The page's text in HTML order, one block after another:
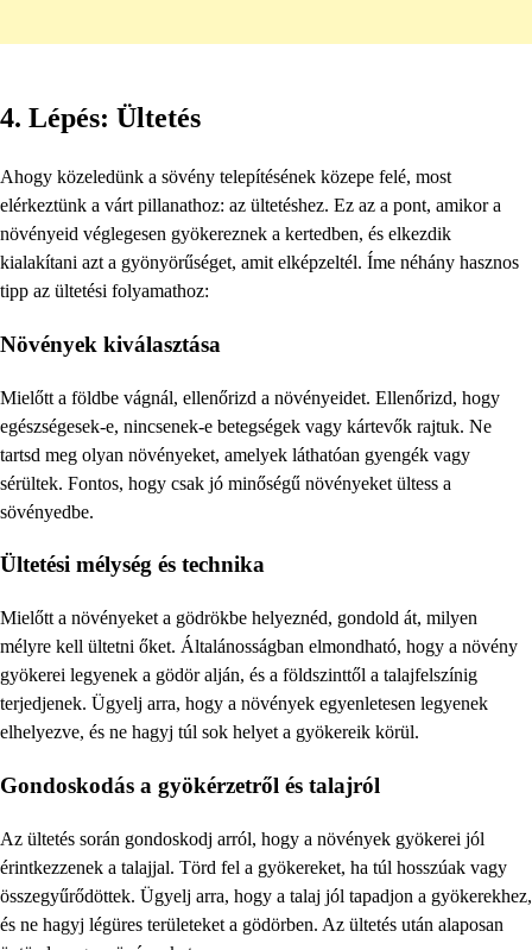
4. Lépés: Ültetés
Ahogy közeledünk a sövény telepítésének közepe felé, most
elérkeztünk a várt pillanathoz: az ültetéshez. Ez az a pont, amikor a
növényeid véglegesen gyökereznek a kertedben, és elkezdik
kialakítani azt a gyönyörűséget, amit elképzeltél. Íme néhány hasznos
tipp az ültetési folyamathoz:
Növények kiválasztása
Mielőtt a földbe vágnál, ellenőrizd a növényeidet. Ellenőrizd, hogy
egészségesek-e, nincsenek-e betegségek vagy kártevők rajtuk. Ne
tartsd meg olyan növényeket, amelyek láthatóan gyengék vagy
sérültek. Fontos, hogy csak jó minőségű növényeket ültess a
sövényedbe.
Ültetési mélység és technika
Mielőtt a növényeket a gödrökbe helyeznéd, gondold át, milyen
mélyre kell ültetni őket. Általánosságban elmondható, hogy a növény
gyökerei legyenek a gödör alján, és a földszinttől a talajfelszínig
terjedjenek. Ügyelj arra, hogy a növények egyenletesen legyenek
elhelyezve, és ne hagyj túl sok helyet a gyökereik körül.
Gondoskodás a gyökérzetről és talajról
Az ültetés során gondoskodj arról, hogy a növények gyökerei jól
érintkezzenek a talajjal. Törd fel a gyökereket, ha túl hosszúak vagy
összegyűrődöttek. Ügyelj arra, hogy a talaj jól tapadjon a gyökerekhez,
és ne hagyj légüres területeket a gödörben. Az ültetés után alaposan